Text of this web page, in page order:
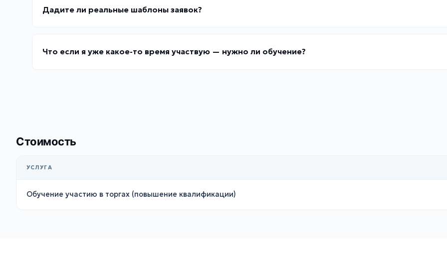
Дадите ли реальные шаблоны заявок?
Что если я уже какое-то время участвую — нужно ли обучение?
Стоимость
УСЛУГА
Обучение участию в торгах (повышение квалификации)